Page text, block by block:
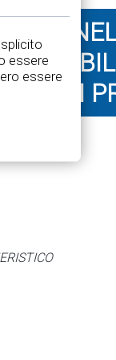
DI
essere
essere